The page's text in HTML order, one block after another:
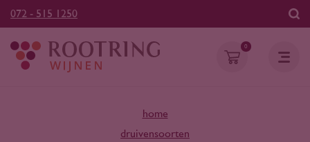
072 - 515 1250
0
home
druivensoorten